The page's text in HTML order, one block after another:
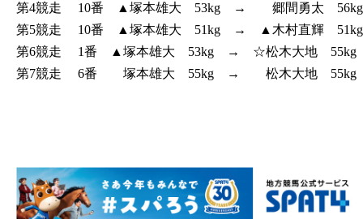
第4競走 10番 ▲塚本雄大 53kg → 郷間勇太 56kg
第5競走 10番 ▲塚本雄大 51kg → ▲木村直輝 51kg
第6競走 1番 ▲塚本雄大 53kg → ☆松木大地 55kg
第7競走 6番 塚本雄大 55kg → 松木大地 55kg